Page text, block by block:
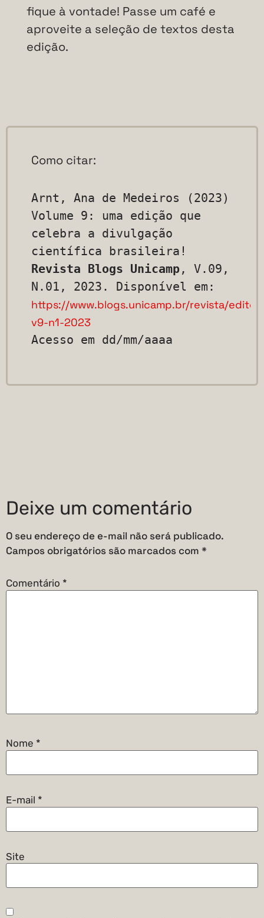
fique à vontade! Passe um café e
aproveite a seleção de textos desta
edição.
Como citar:
Arnt, Ana de Medeiros (2023)
Volume 9: uma edição que
celebra a divulgação
Revista Blogs Unicamp, V.09,
https://www.blogs.unicamp.br/revista/
v9-n1-2023
Acesso em dd/mm/aaaa
Deixe um comentário
O seu endereço de e-mail não será publicado.
Campos obrigatórios são marcados com *
Comentário *
Nome *
E-mail *
Site